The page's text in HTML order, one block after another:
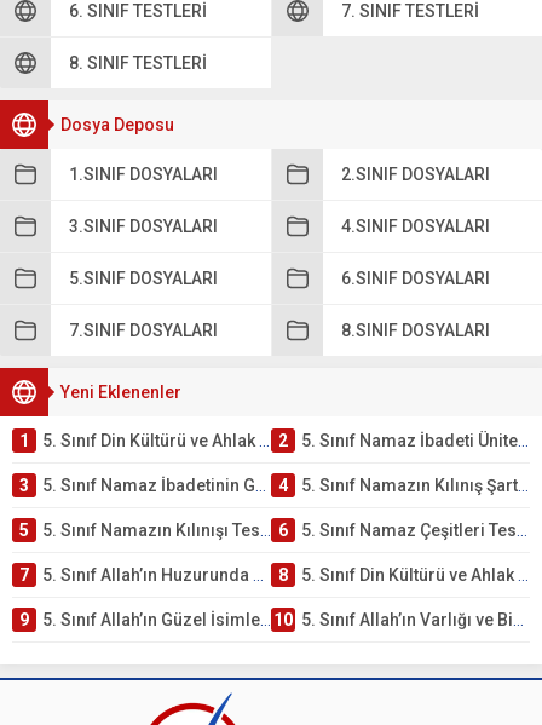
6. SINIF TESTLERI 7. SINIF TESTLERI
8. SINIF TESTLERI
Dosya Deposu
1.SINIF DOSYALARI 2.SINIF DOSYALARI
3.SINIF DOSYALARI 4.SINIF DOSYALARI
5.SINIF DOSYALARI 6.SINIF DOSYALARI
7.SINIF DOSYALARI 8.SINIF DOSYALARI
Yeni Eklenenler
1 5. Sınıf Din Kültürü ve Ahlak Bilgisi 2. Ünite: Namaz İbadeti Çalışmaları 2 5. Sınıf Namaz İbadeti Ünite Testi – Online Çöz
3 5. Sınıf Namaz İbadetinin Getirdiği Faydalar Testi 4 5. Sınıf Namazın Kılınış Şartları Testi
5 5. Sınıf Namazın Kılınışı Testi – Online Çöz 6 5. Sınıf Namaz Çeşitleri Testi – Online Çöz
7 5. Sınıf Allah’ın Huzurunda Olmak – Namaz İbadeti Testi 8 5. Sınıf Din Kültürü ve Ahlak Bilgisi 1. Ünite: Allah İnancı Çalışmaları
9 5. Sınıf Allah’ın Güzel İsimleri Testi – Online Çöz 10 5. Sınıf Allah’ın Varlığı ve Birliği Testi – Online Çöz